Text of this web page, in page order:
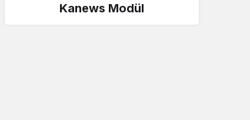
Kanews Modül